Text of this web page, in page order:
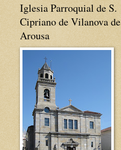
Iglesia Parroquial de S.
Cipriano de Vilanova de
Arousa